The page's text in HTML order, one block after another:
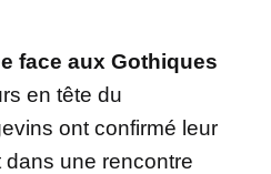
face aux Gothiques
en tête du
ont confirmé leur
dans une rencontre